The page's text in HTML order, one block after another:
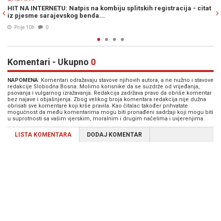
registracija - citat HIT NA INTERNETU: Natpis na fotografiji Milorada
Cvijanović širi se društvenim mrežama...
Komentari - Ukupno 0
NAPOMENA: Komentari odražavaju stavove njihovih autora, a ne nužno i stavove
redakcije Slobodna Bosna. Molimo korisnike da se suzdrže od vrijeđanja,
psovanja i vulgarnog izražavanja. Redakcija zadržava pravo da obriše komentar
bez najave i objašnjenja. Zbog velikog broja komentara redakcija nije dužna
obrisati sve komentare koji krše pravila. Kao čitalac također prihvatate
mogućnost da među komentarima mogu biti pronađeni sadržaji koji mogu biti
u suprotnosti sa vašim vjerskim, moralnim i drugim načelima i uvjerenjima.
LISTA KOMENTARA DODAJ KOMENTAR